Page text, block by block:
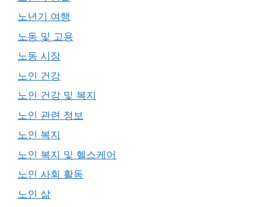
노년기 여행
노동 및 고용
노동 시장
노인 건강
노인 건강 및 복지
노인 관련 정보
노인 복지
노인 복지 및 헬스케어
노인 사회 활동
노인 삶